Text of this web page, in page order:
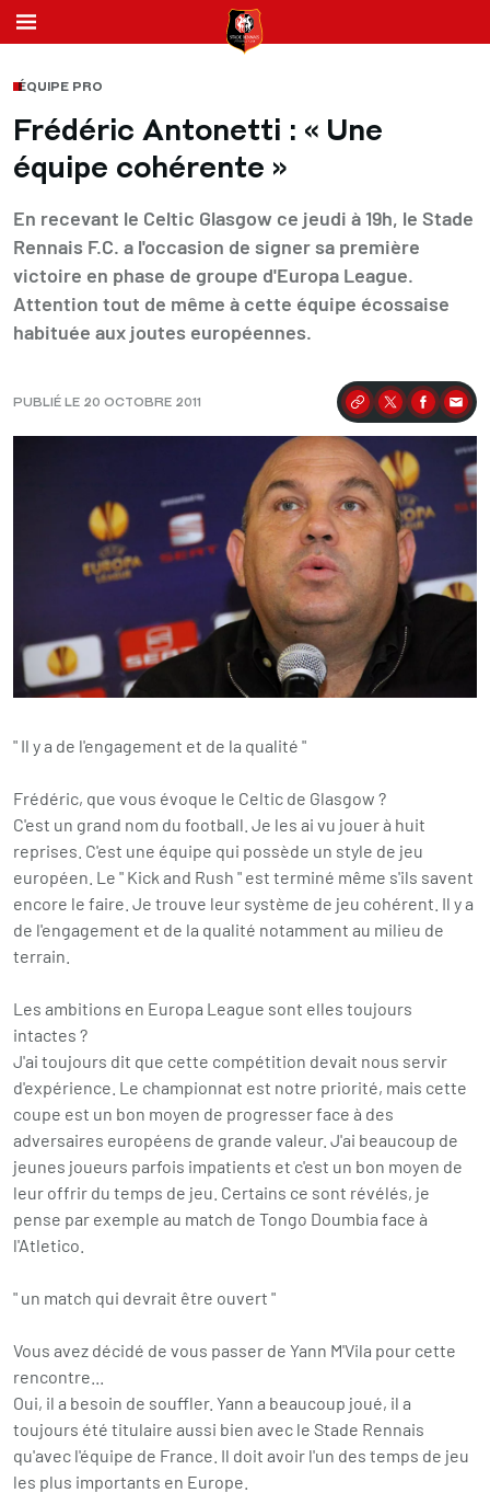
ÉQUIPE PRO
Frédéric Antonetti : « Une
équipe cohérente »
En recevant le Celtic Glasgow ce jeudi à 19h, le Stade
Rennais F.C. a l'occasion de signer sa première
victoire en phase de groupe d'Europa League.
Attention tout de même à cette équipe écossaise
habituée aux joutes européennes.
PUBLIÉ LE 20 OCTOBRE 2011 Partager
" Il y a de l'engagement et de la qualité "
Frédéric, que vous évoque le Celtic de Glasgow ?
C'est un grand nom du football. Je les ai vu jouer à huit
reprises. C'est une équipe qui possède un style de jeu
européen. Le " Kick and Rush " est terminé même s'ils savent
encore le faire. Je trouve leur système de jeu cohérent. Il y a
de l'engagement et de la qualité notamment au milieu de
terrain.
Les ambitions en Europa League sont elles toujours
intactes ?
J'ai toujours dit que cette compétition devait nous servir
d'expérience. Le championnat est notre priorité, mais cette
coupe est un bon moyen de progresser face à des
adversaires européens de grande valeur. J'ai beaucoup de
jeunes joueurs parfois impatients et c'est un bon moyen de
leur offrir du temps de jeu. Certains ce sont révélés, je
pense par exemple au match de Tongo Doumbia face à
l'Atletico.
" un match qui devrait être ouvert "
Vous avez décidé de vous passer de Yann M'Vila pour cette
rencontre...
Oui, il a besoin de souffler. Yann a beaucoup joué, il a
toujours été titulaire aussi bien avec le Stade Rennais
qu'avec l'équipe de France. Il doit avoir l'un des temps de jeu
les plus importants en Europe.